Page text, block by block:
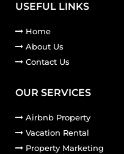
USEFUL LINKS
Home
About Us
Contact Us
OUR SERVICES
Airbnb Property
Vacation Rental
Property Marketing